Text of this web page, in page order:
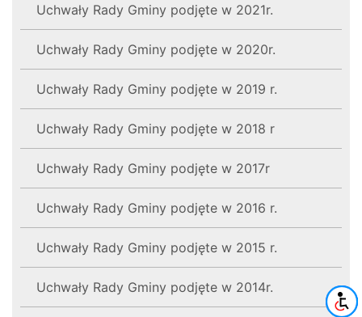
Uchwały Rady Gminy podjęte w 2021r.
Uchwały Rady Gminy podjęte w 2020r.
Uchwały Rady Gminy podjęte w 2019 r.
Uchwały Rady Gminy podjęte w 2018 r
Uchwały Rady Gminy podjęte w 2017r
Uchwały Rady Gminy podjęte w 2016 r.
Uchwały Rady Gminy podjęte w 2015 r.
Uchwały Rady Gminy podjęte w 2014r.